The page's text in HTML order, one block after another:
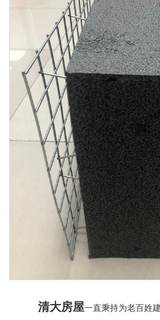
清大房屋一直秉持为老百姓